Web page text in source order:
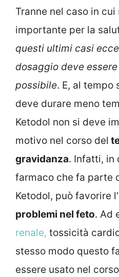
Tranne nel caso in
importante per la
questi ultimi casi
dosaggio deve
possibile. E, al tempo
deve durare meno
Ketodol non si deve
motivo nel corso del
gravidanza. Infatti, in
farmaco che fa parte
Ketodol, può favorire
problemi nel feto. Ad
renale, tossicità
stesso modo questo
essere usato nel